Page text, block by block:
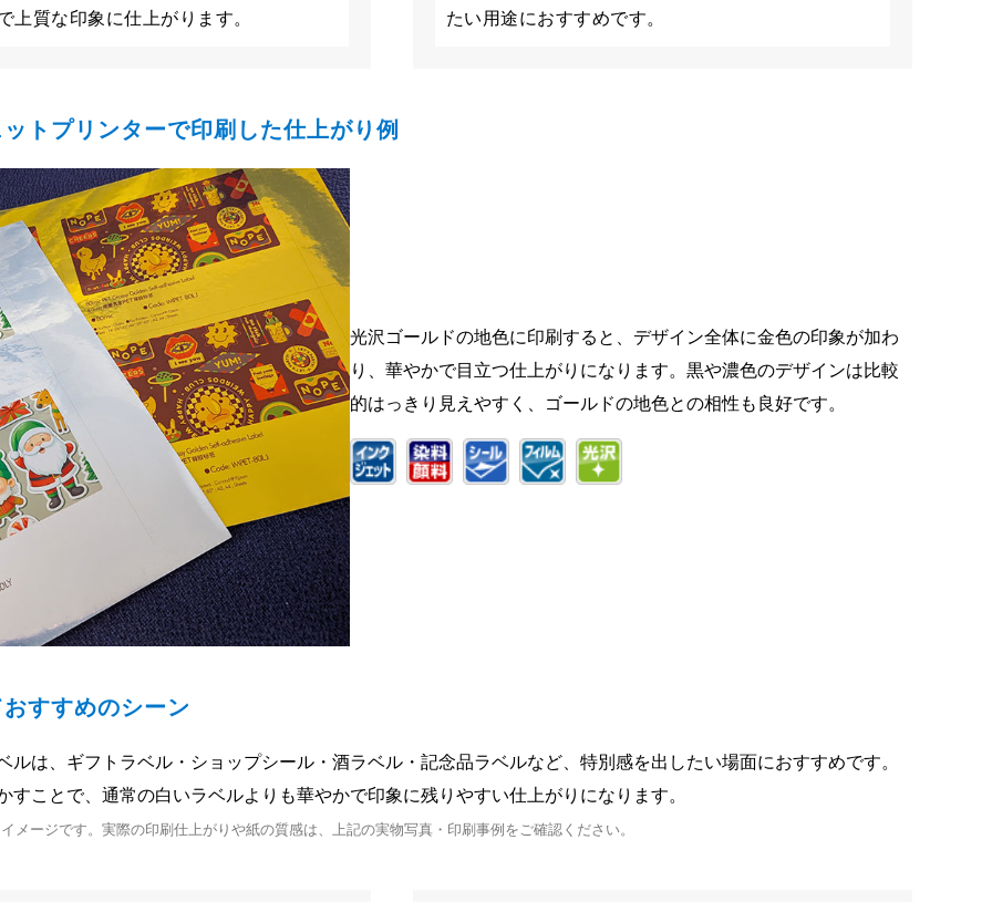
上質な印象に仕上がります。
たい用途におすすめです。
トプリンターで印刷した仕上がり例
光沢ゴールドの地色に印刷すると、デザイン全体に金色の印象が加わ
り、華やかで目立つ仕上がりになります。黒や濃色のデザインは比較
的はっきり見えやすく、ゴールドの地色との相性も良好です。
すすめのシーン
ルは、ギフトラベル・ショップシール・酒ラベル・記念品ラベルなど、特別感を出したい場面におすすめです。
すことで、通常の白いラベルよりも華やかで印象に残りやすい仕上がりになります。
メージです。実際の印刷仕上がりや紙の質感は、上記の実物写真・印刷事例をご確認ください。